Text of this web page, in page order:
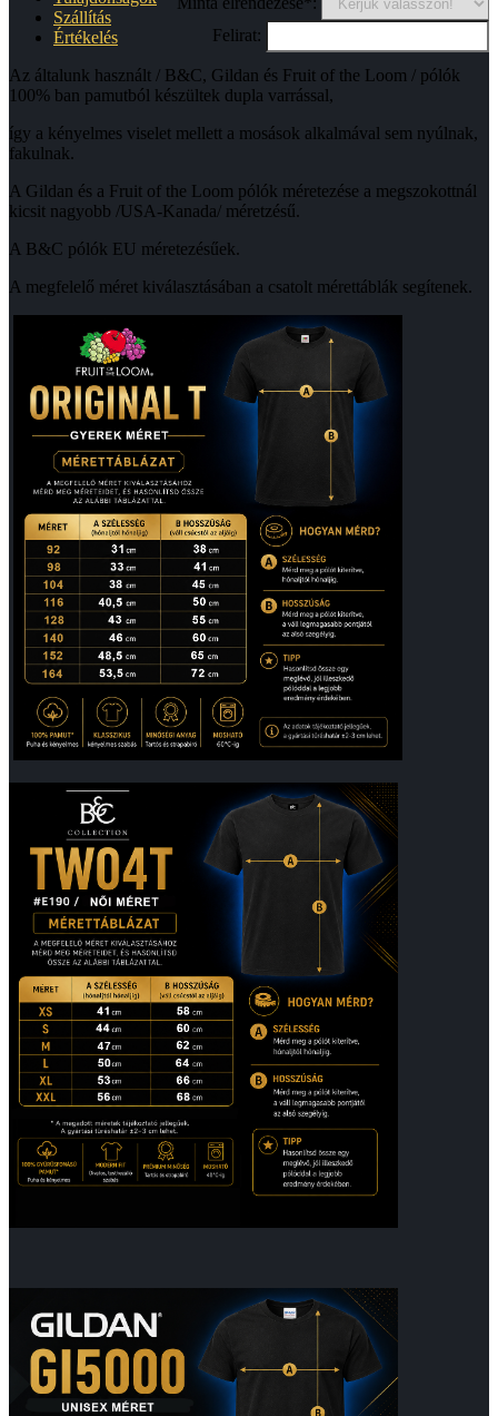
Felirat:
Szállítás
Értékelés
Az általunk használt / B&C, Gildan és Fruit of the Loom / pólók
100% ban pamutból készültek dupla varrással,
így a kényelmes viselet mellett a mosások alkalmával sem nyúlnak,
fakulnak.
A Gildan és a Fruit of the Loom pólók méretezése a megszokottnál
kicsit nagyobb /USA-Kanada/ méretzésű.
A B&C pólók EU méretezésűek.
A megfelelő méret kiválasztásában a csatolt mérettáblák segítenek.